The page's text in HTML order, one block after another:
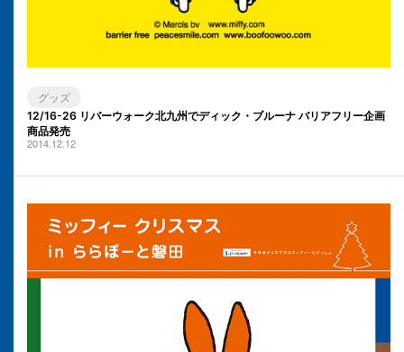
グッズ
12/16-26 リバーウォーク北九州でディック・ブルーナ バリアフリー企画
商品発売
2014.12.12